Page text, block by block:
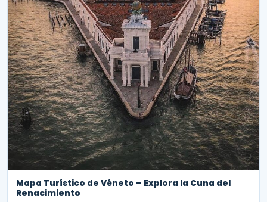
Mapa Turístico de Véneto – Explora la Cuna del
Renacimiento